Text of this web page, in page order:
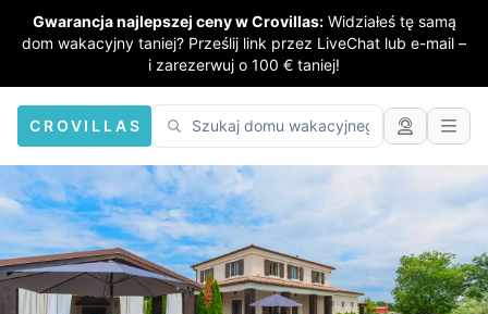
Gwarancja najlepszej ceny w Crovillas: Widziałeś tę samą
dom wakacyjny taniej? Prześlij link przez LiveChat lub e-mail –
i zarezerwuj o 100 € taniej!
CROVILLAS